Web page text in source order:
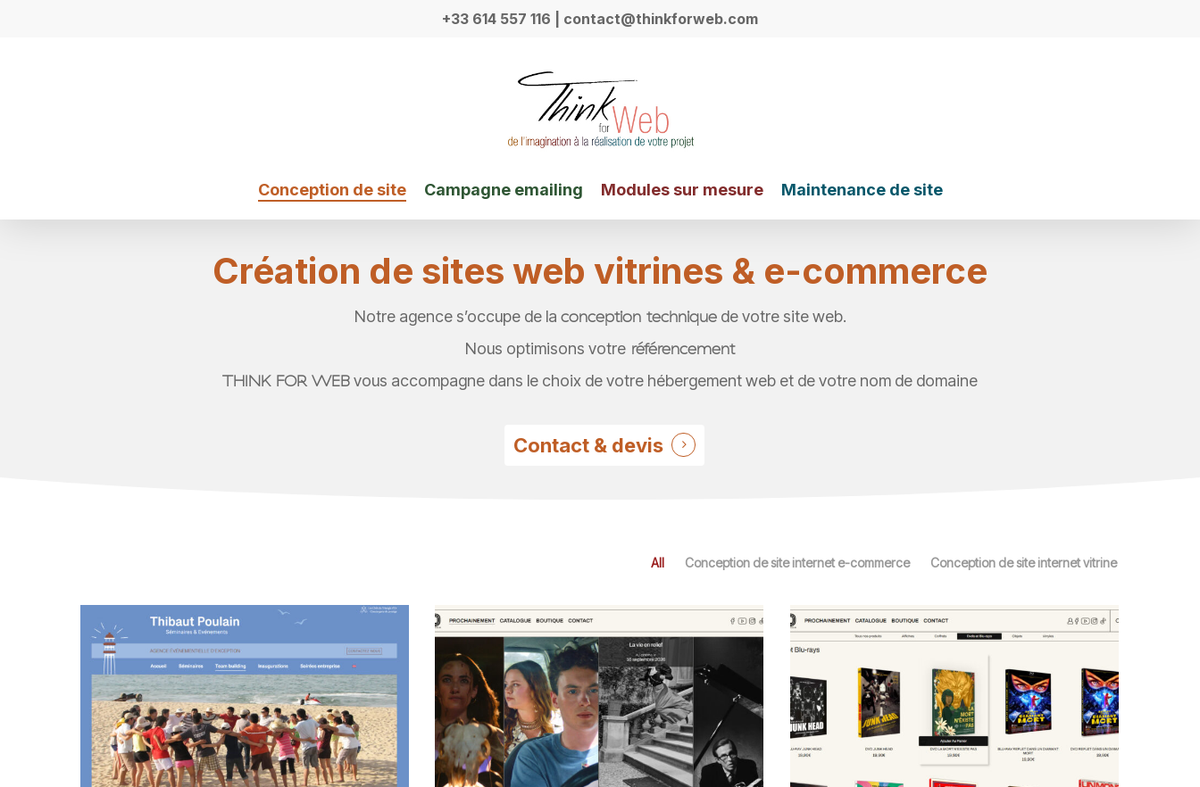
+33 614 557 116 | contact@thinkforweb.com
Conception de site Campagne emailing Modules sur mesure Maintenance de site
Création de sites web vitrines & e-commerce
Notre agence s’occupe de la conception techniquede votre site web.
Nous optimisons votre référencement
THINK FOR WEBvous accompagne dans le choix de votre hébergement web et de votre nom de domaine
Contact & devis
All Conception de site internet e-commerce Conception de site internet vitrine